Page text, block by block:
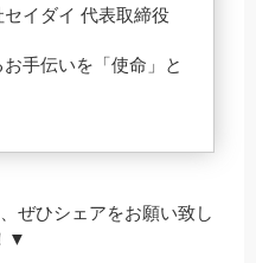
セイダイ 代表取締役
お手伝いを「使命」と
ぜひシェアをお願い致し
▼